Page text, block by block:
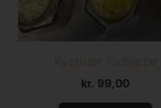
kr. 99,00